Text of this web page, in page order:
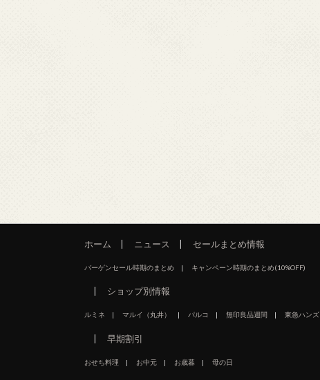
ホーム ニュース セールまとめ情報
バーゲンセール時期のまとめ キャンペーン時期のまとめ(10%OFF)
ショップ別情報
ルミネ マルイ（丸井） パルコ 無印良品週間 東急ハンズ
早期割引
おせち料理 お中元 お歳暮 母の日